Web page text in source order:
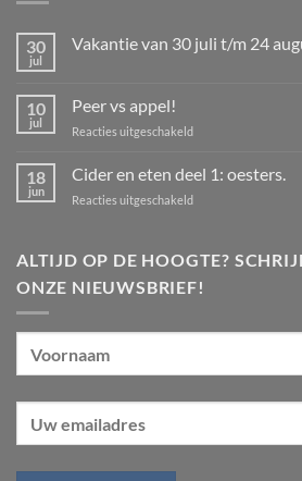
30
jul
Vakantie van 30 juli t/m 24
Vakantie
30
24
10
jul
Peer vs appel!
Reacties uitgeschakeldvoor
vs
appel!
18
jun
Cider en eten deel 1: oesters.
Reacties uitgeschakeldvoor
eten
1:
ALTIJD OP DE HOOGTE?
ONZE NIEUWSBRIEF!